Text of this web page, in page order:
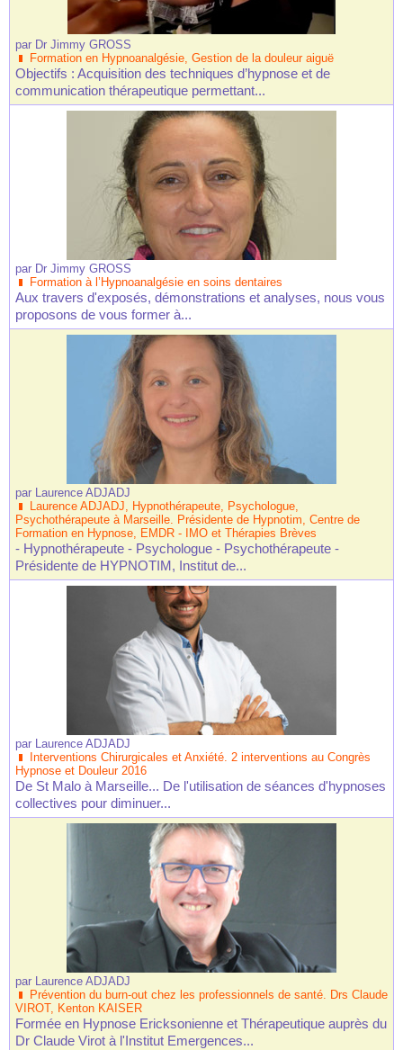
par Dr Jimmy GROSS
Formation en Hypnoanalgésie, Gestion de la douleur aiguë
Objectifs : Acquisition des techniques d’hypnose et de
communication thérapeutique permettant...
par Dr Jimmy GROSS
Formation à l’Hypnoanalgésie en soins dentaires
Aux travers d'exposés, démonstrations et analyses, nous vous
proposons de vous former à...
par Laurence ADJADJ
Laurence ADJADJ, Hypnothérapeute, Psychologue,
Psychothérapeute à Marseille. Présidente de Hypnotim, Centre de
Formation en Hypnose, EMDR - IMO et Thérapies Brèves
- Hypnothérapeute - Psychologue - Psychothérapeute -
Présidente de HYPNOTIM, Institut de...
par Laurence ADJADJ
Interventions Chirurgicales et Anxiété. 2 interventions au Congrès
Hypnose et Douleur 2016
De St Malo à Marseille... De l'utilisation de séances d'hypnoses
collectives pour diminuer...
par Laurence ADJADJ
Prévention du burn-out chez les professionnels de santé. Drs Claude
VIROT, Kenton KAISER
Formée en Hypnose Ericksonienne et Thérapeutique auprès du
Dr Claude Virot à l'Institut Emergences...